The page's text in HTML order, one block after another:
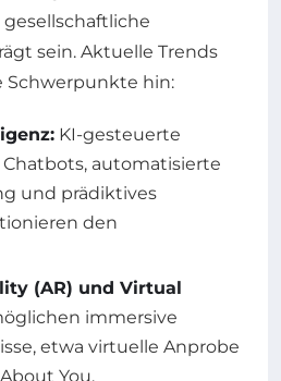
sein. Aktuelle Trends
Schwerpunkte hin:
KI-gesteuerte
Chatbots, automatisierte
und prädiktives
den
(AR) und Virtual
immersive
etwa virtuelle Anprobe
You.